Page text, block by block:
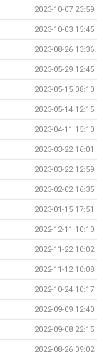
2023-10-07 23:59
2023-10-03 15:45
2023-08-26 13:36
2023-05-29 12:45
2023-05-15 08:10
2023-05-14 12:15
2023-04-11 15:10
2023-03-22 16:01
2023-03-22 12:59
2023-02-02 16:35
2023-01-15 17:51
2022-12-11 10:10
2022-11-22 10:02
2022-11-12 10:08
2022-10-24 10:17
2022-09-09 12:40
2022-09-08 22:15
2022-08-26 09:02